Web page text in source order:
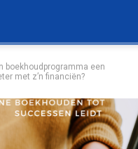
boekhoudprogramma een
met z’n financiën?